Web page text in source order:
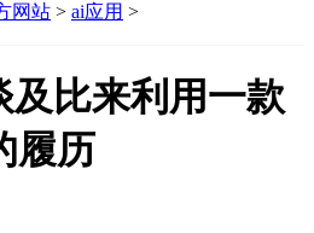
网站 > ai应用 >
及比来利用一款
履历